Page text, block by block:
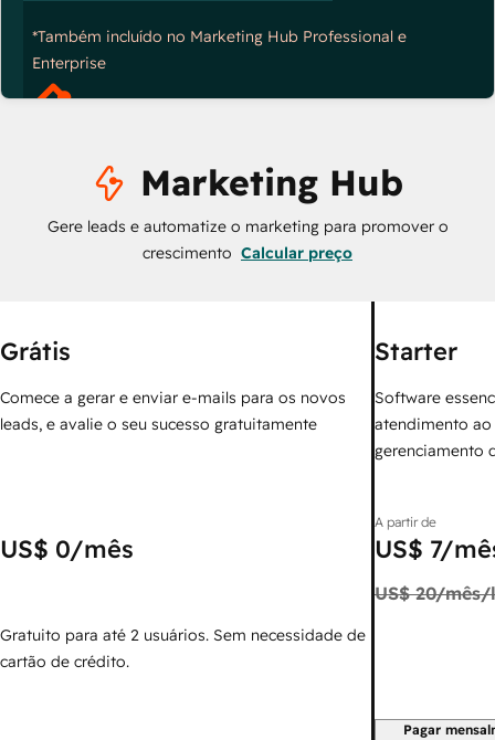
*Também incluído no Marketing Hub Professional e
Enterprise
Marketing Hub
Gere leads e automatize o marketing para promover o
crescimento Calcular preço
Grátis
Comece a gerar e enviar e-mails para os novos
leads, e avalie o seu sucesso gratuitamente
US$ 0/mês
Gratuito para até 2 usuários. Sem necessidade de
cartão de crédito.
Starter
Software
atendimento
gerenciamento
A partir de
US$ 7/
US$ 20/mês/
Período de
Pagar